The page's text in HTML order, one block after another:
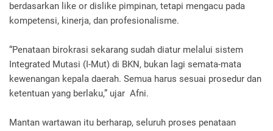
berdasarkan like or dislike pimpinan, tetapi mengacu pada
kompetensi, kinerja, dan profesionalisme.
“Penataan birokrasi sekarang sudah diatur melalui sistem
Integrated Mutasi (I-Mut) di BKN, bukan lagi semata-mata
kewenangan kepala daerah. Semua harus sesuai prosedur dan
ketentuan yang berlaku,” ujar Afni.
Mantan wartawan itu berharap, seluruh proses penataan